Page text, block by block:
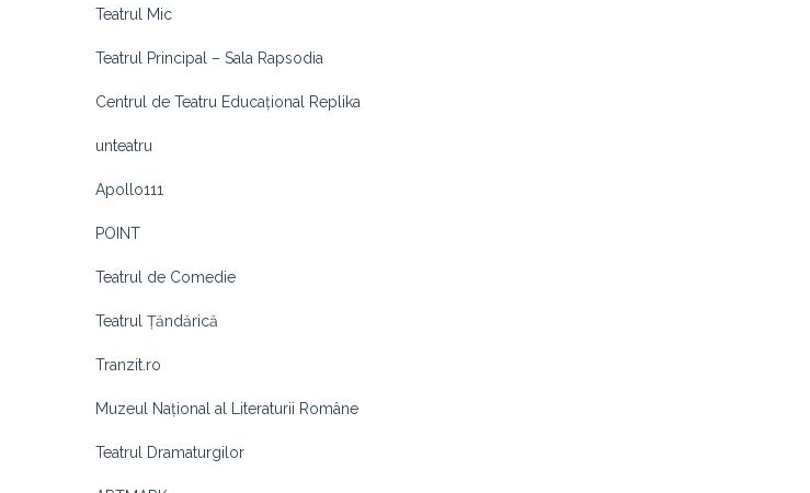
Teatrul Mic
Teatrul Principal – Sala Rapsodia
Centrul de Teatru Educațional Replika
unteatru
Apollo111
POINT
Teatrul de Comedie
Teatrul Țăndărică
Tranzit.ro
Muzeul Național al Literaturii Române
Teatrul Dramaturgilor